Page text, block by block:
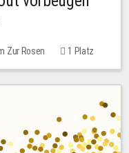
Zur Rosen
1 Platz